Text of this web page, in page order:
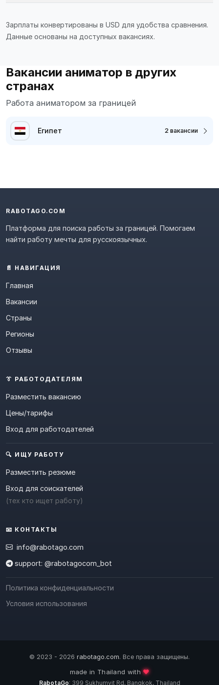
Зарплаты конвертированы в USD для удобства сравнения.
Данные основаны на доступных вакансиях.
Вакансии аниматор в других
странах
Работа аниматором за границей
Египет 2 вакансии
RABOTAGO.COM
Платформа для поиска работы за границей. Помогаем
найти работу мечты для русскоязычных.
📄 НАВИГАЦИЯ
Главная
Вакансии
Страны
Регионы
Отзывы
👔 РАБОТОДАТЕЛЯМ
Разместить вакансию
Цены/тарифы
Вход для работодателей
🔍 ИЩУ РАБОТУ
Разместить резюме
Вход для соискателей
(тех кто ищет работу)
📧 КОНТАКТЫ
info@rabotago.com
support: @rabotagocom_bot
Политика конфиденциальности
Условия использования
© 2023 - 2026 rabotago.com. Все права защищены.
made in Thailand with❤️
RabotaGo: 399 Sukhumvit Rd, Bangkok, Thailand